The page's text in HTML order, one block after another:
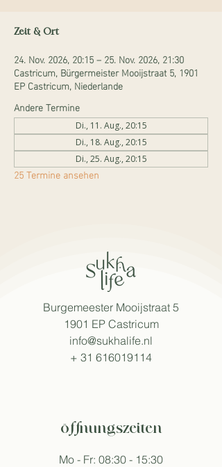
Zeit & Ort
24. Nov. 2026, 20:15 – 25. Nov. 2026, 21:30
Castricum, Bürgermeister Mooijstraat 5, 1901
EP Castricum, Niederlande
Andere Termine
Di., 11. Aug., 20:15
Di., 18. Aug., 20:15
Di., 25. Aug., 20:15
25 Termine ansehen
Burgemeester Mooijstraat 5
1901 EP Castricum
info@sukhalife.nl
+ 31 616019114
öffnungszeiten
Mo - Fr: 08:30 - 15:30